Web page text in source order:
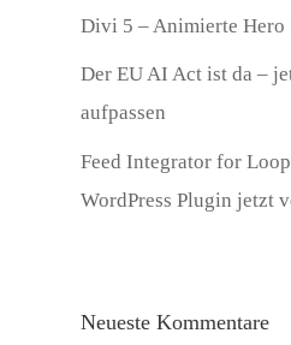
Divi 5 – Animierte Hero
Der EU AI Act ist da –
aufpassen
Feed Integrator for
WordPress Plugin jetzt
Neueste Kommentare